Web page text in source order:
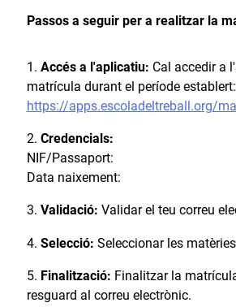
Passos a seguir per a realitzar la
Accés a l'aplicatiu: Cal accedir a
matrícula durant el període establert:
https://apps.escoladeltreball.org/
Credencials:
NIF/Passaport:
Data naixement:
Validació: Validar el teu correu
Selecció: Seleccionar les
Finalització: Finalitzar la
resguard al correu electrònic.